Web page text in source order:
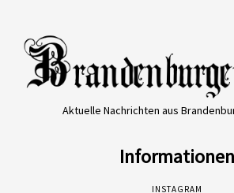
Aktuelle Nachrichten aus
Informationen
INSTAGRAM